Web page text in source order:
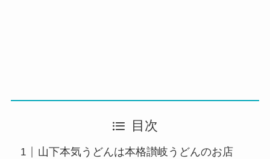
目次
山下本気うどんは本格讃岐うどんのお店